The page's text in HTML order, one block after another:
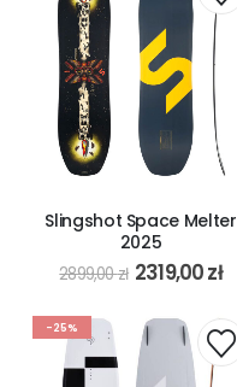
Slingshot Space Melter
2025
2899,00zł 2319,00zł
-25%